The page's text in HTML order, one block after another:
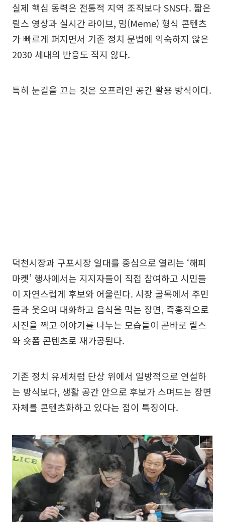
실제 핵심 동력은 전통적 지역 조직보다 SNS다. 짧은
릴스 영상과 실시간 라이브, 밈(Meme) 형식 콘텐츠
가 빠르게 퍼지면서 기존 정치 문법에 익숙하지 않은
2030 세대의 반응도 적지 않다.
특히 눈길을 끄는 것은 오프라인 공간 활용 방식이다.
덕천시장과 구포시장 일대를 중심으로 열리는 ‘해피
마켓’ 행사에서는 지지자들이 직접 참여하고 시민들
이 자연스럽게 후보와 어울린다. 시장 골목에서 주민
들과 웃으며 대화하고 음식을 먹는 장면, 즉흥적으로
사진을 찍고 이야기를 나누는 모습들이 곧바로 릴스
와 숏폼 콘텐츠로 재가공된다.
기존 정치 유세처럼 단상 위에서 일방적으로 연설하
는 방식보다, 생활 공간 안으로 후보가 스며드는 장면
자체를 콘텐츠화하고 있다는 점이 특징이다.